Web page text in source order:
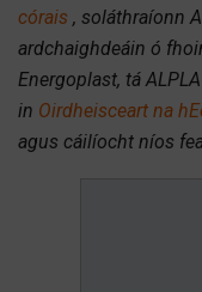
córais , soláthraíonn
ardchaighdeáin ó
Energoplast, tá
in Oirdheisceart na
agus cáilíocht níos